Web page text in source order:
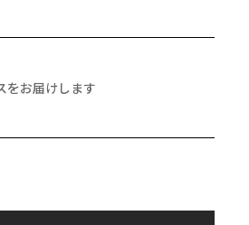
をお届けします